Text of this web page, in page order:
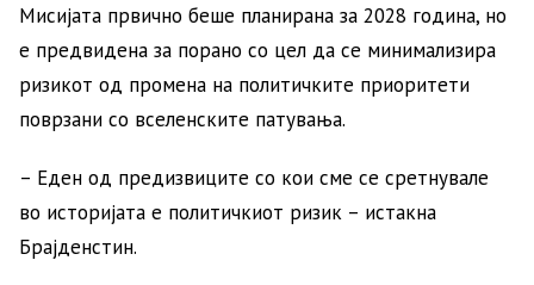
Мисијата првично беше планирана за 2028 година, но
е предвидена за порано со цел да се минимализира
ризикот од промена на политичките приоритети
поврзани со вселенските патувања.
– Еден од предизвиците со кои сме се сретнувале
во историјата е политичкиот ризик – истакна
Брајденстин.